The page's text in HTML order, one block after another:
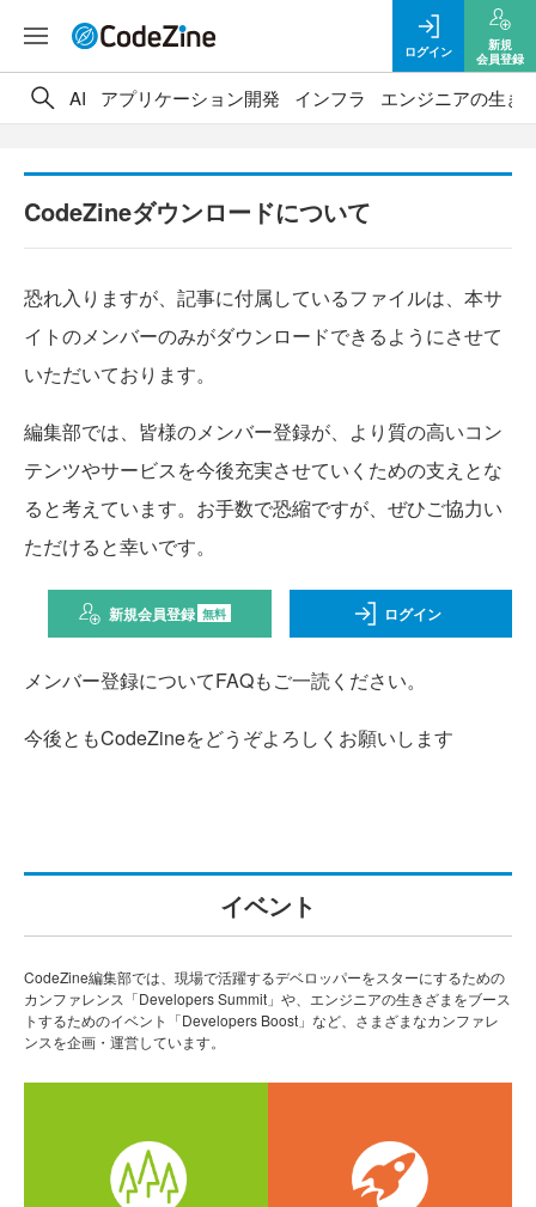
ログイン
新規
会員登録
AI アプリケーション開発 インフラ エンジニアの生き
CodeZineダウンロードについて
恐れ入りますが、記事に付属しているファイルは、本サ
イトのメンバーのみがダウンロードできるようにさせて
いただいております。
編集部では、皆様のメンバー登録が、より質の高いコン
テンツやサービスを今後充実させていくための支えとな
ると考えています。お手数で恐縮ですが、ぜひご協力い
ただけると幸いです。
新規会員登録 無料 ログイン
メンバー登録についてFAQもご一読ください。
今後ともCodeZineをどうぞよろしくお願いします
イベント
CodeZine編集部では、現場で活躍するデベロッパーをスターにするための
カンファレンス「Developers Summit」や、エンジニアの生きざまをブース
トするためのイベント「Developers Boost」など、さまざまなカンファレ
ンスを企画・運営しています。